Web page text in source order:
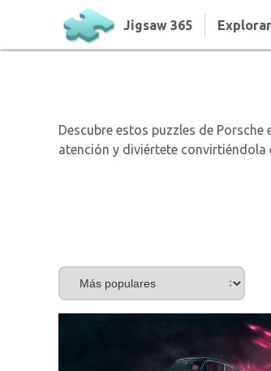
Jigsaw 365
Descubre estos puzzles de
atención y diviértete convirtiéndola